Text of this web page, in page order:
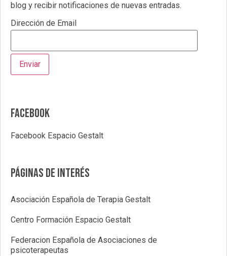
blog y recibir notificaciones de nuevas entradas.
Dirección de Email
Facebook
Facebook Espacio Gestalt
Páginas de interés
Asociación Española de Terapia Gestalt
Centro Formación Espacio Gestalt
Federacion Española de Asociaciones de
psicoterapeutas